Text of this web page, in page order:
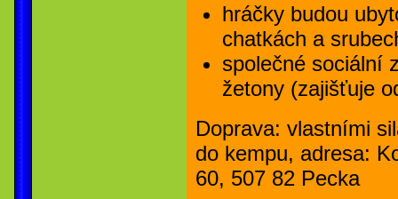
hráčky budou
chatkách a
společné sociální
žetony (zajišťuje
Doprava: vlastními
do kempu, adresa:
60, 507 82 Pecka